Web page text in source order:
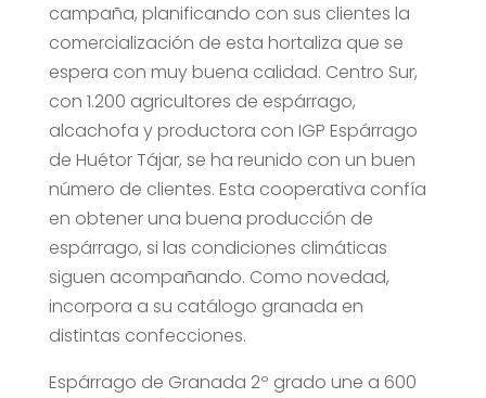
campaña, planificando con sus clientes la
comercialización de esta hortaliza que se
espera con muy buena calidad. Centro Sur,
con 1.200 agricultores de espárrago,
alcachofa y productora con IGP Espárrago
de Huétor Tájar, se ha reunido con un buen
número de clientes. Esta cooperativa confía
en obtener una buena producción de
espárrago, si las condiciones climáticas
siguen acompañando. Como novedad,
incorpora a su catálogo granada en
distintas confecciones.
Espárrago de Granada 2º grado une a 600